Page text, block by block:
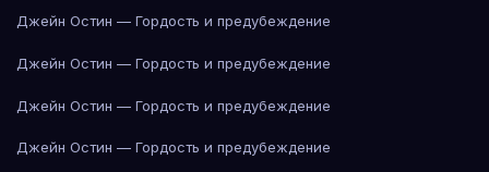
Джейн Остин — Гордость и предубеждение
Джейн Остин — Гордость и предубеждение
Джейн Остин — Гордость и предубеждение
Джейн Остин — Гордость и предубеждение